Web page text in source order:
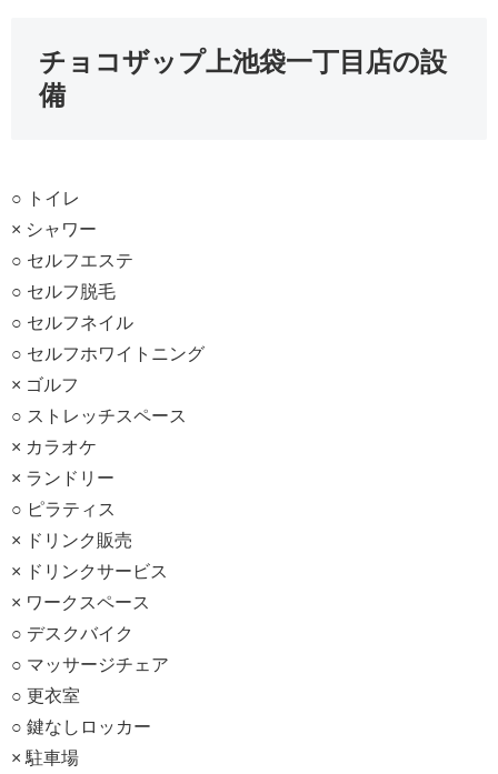
チョコザップ上池袋一丁目店の設
備
○ トイレ
× シャワー
○ セルフエステ
○ セルフ脱毛
○ セルフネイル
○ セルフホワイトニング
× ゴルフ
○ ストレッチスペース
× カラオケ
× ランドリー
○ ピラティス
× ドリンク販売
× ドリンクサービス
× ワークスペース
○ デスクバイク
○ マッサージチェア
○ 更衣室
○ 鍵なしロッカー
× 駐車場